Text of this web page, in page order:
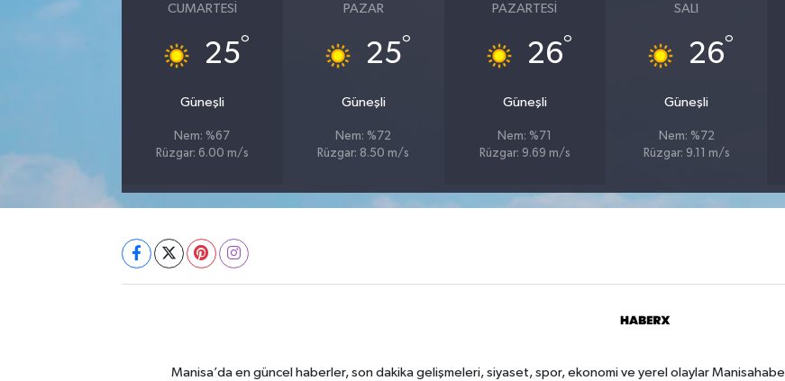
CUMARTESI
25°
Güneşli
Nem: %67
Rüzgar: 6.00 m/s
PAZAR
25°
Güneşli
Nem: %72
Rüzgar: 8.50 m/s
PAZARTESI
26°
Güneşli
Nem: %71
Rüzgar: 9.69 m/s
SALI
26°
Güneşli
Nem: %72
Rüzgar: 9.11 m/s
Manisa’da en güncel haberler, son dakika gelişmeleri, siyaset, spor, ekonomi ve yerel olaylar